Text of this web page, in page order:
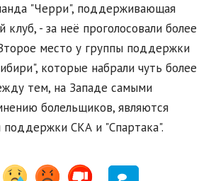
"Черри", поддерживающая
- за неё проголосовали более
место у группы поддержки
которые набрали чуть более
тем, на Западе самыми
болельщиков, являются
поддержки СКА и "Спартака".